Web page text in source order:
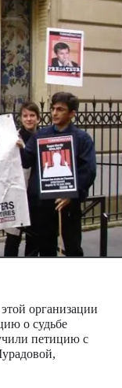
организации
о судьбе
петицию с